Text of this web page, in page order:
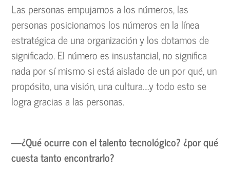
Las personas empujamos a los números, las
personas posicionamos los números en la línea
estratégica de una organización y los dotamos de
significado. El número es insustancial, no significa
nada por sí mismo si está aislado de un por qué, un
propósito, una visión, una cultura….y todo esto se
logra gracias a las personas.
—¿Qué ocurre con el talento tecnológico? ¿por qué
cuesta tanto encontrarlo?